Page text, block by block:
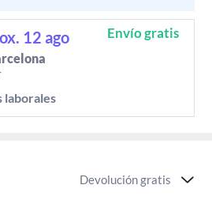
12 ago Envío gratis
laborales
Devolución gratis